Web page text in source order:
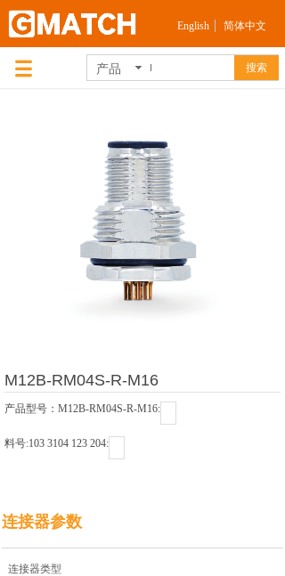
English 简体中文
产品 搜索
M12B-RM04S-R-M16
产品型号：M12B-RM04S-R-M16ㅤㅤㅤㅤㅤㅤㅤㅤㅤㅤㅤㅤ:
料号:103 3104 123 204ㅤㅤㅤㅤㅤㅤㅤㅤㅤㅤㅤㅤ:
连接器参数
连接器类型